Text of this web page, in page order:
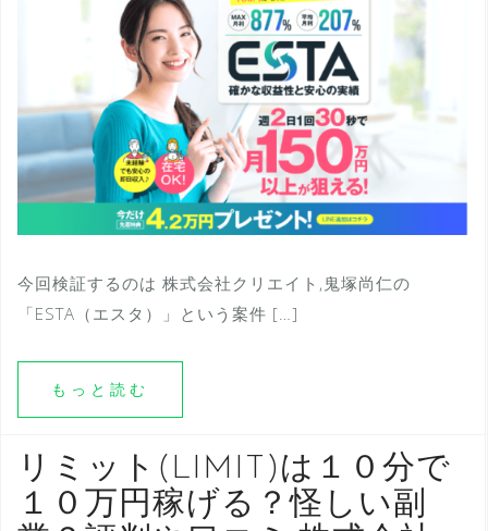
今回検証するのは 株式会社クリエイト,鬼塚尚仁の
「ESTA（エスタ）」という案件 […]
もっと読む
リミット(LIMIT)は１０分で
１０万円稼げる？怪しい副